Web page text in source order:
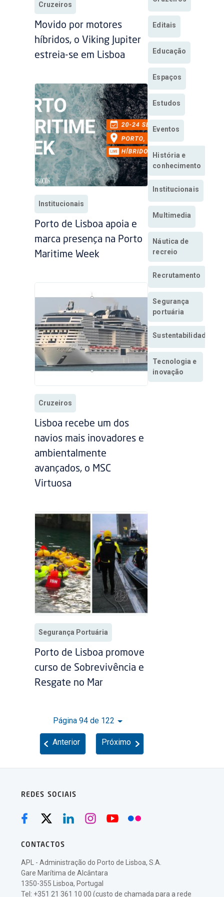
Cruzeiros
Movido por motores
híbridos, o Viking Jupiter
estreia-se em Lisboa
Institucionais
Porto de Lisboa apoia e
marca presença na Porto
Maritime Week
Cruzeiros
Lisboa recebe um dos
navios mais inovadores e
ambientalmente
avançados, o MSC
Virtuosa
Segurança Portuária
Porto de Lisboa promove
curso de Sobrevivência e
Resgate no Mar
Página 94 de 122
Anterior Próximo
Editais
Educação
Espaços
Estudos
Eventos
História e
conhecimento
Institucionais
Multimedia
Náutica de
recreio
Recrutamento
Segurança
portuária
Sustentabilidade
Tecnologia e
inovação
REDES SOCIAIS
CONTACTOS
APL - Administração do Porto de Lisboa, S.A.
Gare Marítima de Alcântara
1350-355 Lisboa, Portugal
Tel: +351 21 361 10 00 (custo de chamada para a rede